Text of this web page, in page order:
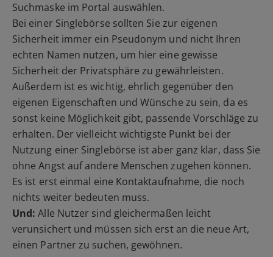
Suchmaske im Portal auswählen.
Bei einer Singlebörse sollten Sie zur eigenen
Sicherheit immer ein Pseudonym und nicht Ihren
echten Namen nutzen, um hier eine gewisse
Sicherheit der Privatsphäre zu gewährleisten.
Außerdem ist es wichtig, ehrlich gegenüber den
eigenen Eigenschaften und Wünsche zu sein, da es
sonst keine Möglichkeit gibt, passende Vorschläge zu
erhalten. Der vielleicht wichtigste Punkt bei der
Nutzung einer Singlebörse ist aber ganz klar, dass Sie
ohne Angst auf andere Menschen zugehen können.
Es ist erst einmal eine Kontaktaufnahme, die noch
nichts weiter bedeuten muss.
Und: Alle Nutzer sind gleichermaßen leicht
verunsichert und müssen sich erst an die neue Art,
einen Partner zu suchen, gewöhnen.